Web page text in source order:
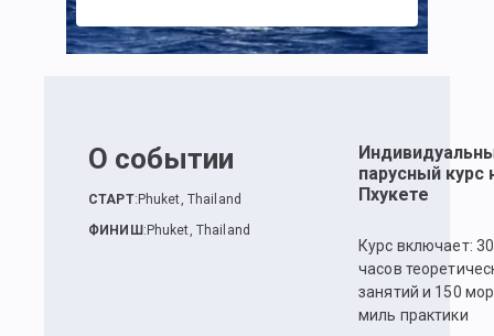
О событии
СТАРТ: Phuket, Thailand
ФИНИШ : Phuket, Thailand
парусный курс
Пхукете
Курс включает: 30
часов
занятий и 150
миль практики